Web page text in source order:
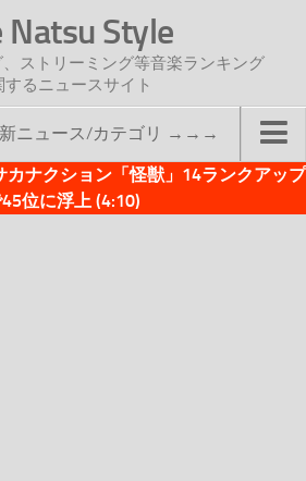
Natsu Style
ストリーミング等音楽ランキング
するニュースサイト
ニュース/カテゴリ →→→
カナクション「怪獣」14ランクアップ
位に浮上 (4:10)